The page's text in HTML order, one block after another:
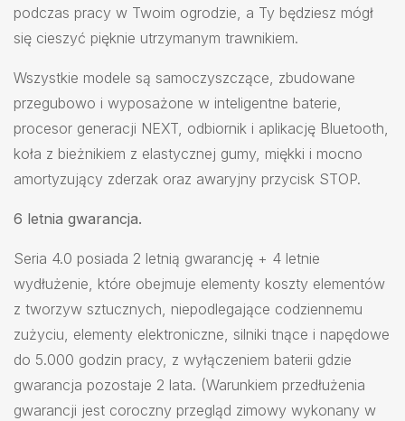
podczas pracy w Twoim ogrodzie, a Ty będziesz mógł
się cieszyć pięknie utrzymanym trawnikiem.
Wszystkie modele są samoczyszczące, zbudowane
przegubowo i wyposażone w inteligentne baterie,
procesor generacji NEXT, odbiornik i aplikację Bluetooth,
koła z bieżnikiem z elastycznej gumy, miękki i mocno
amortyzujący zderzak oraz awaryjny przycisk STOP.
6 letnia gwarancja.
Seria 4.0 posiada 2 letnią gwarancję + 4 letnie
wydłużenie, które obejmuje elementy koszty elementów
z tworzyw sztucznych, niepodlegające codziennemu
zużyciu, elementy elektroniczne, silniki tnące i napędowe
do 5.000 godzin pracy, z wyłączeniem baterii gdzie
gwarancja pozostaje 2 lata. (Warunkiem przedłużenia
gwarancji jest coroczny przegląd zimowy wykonany w